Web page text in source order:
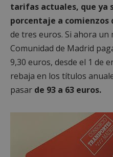
tarifas actuales, que ya
porcentaje a comienzos
de tres euros. Si ahora un
Comunidad de Madrid
9,30 euros, desde el 1 de
rebaja en los títulos
pasar de 93 a 63 euros.